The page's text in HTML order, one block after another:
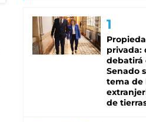
privada:
debatirá
Senado
tema de
de